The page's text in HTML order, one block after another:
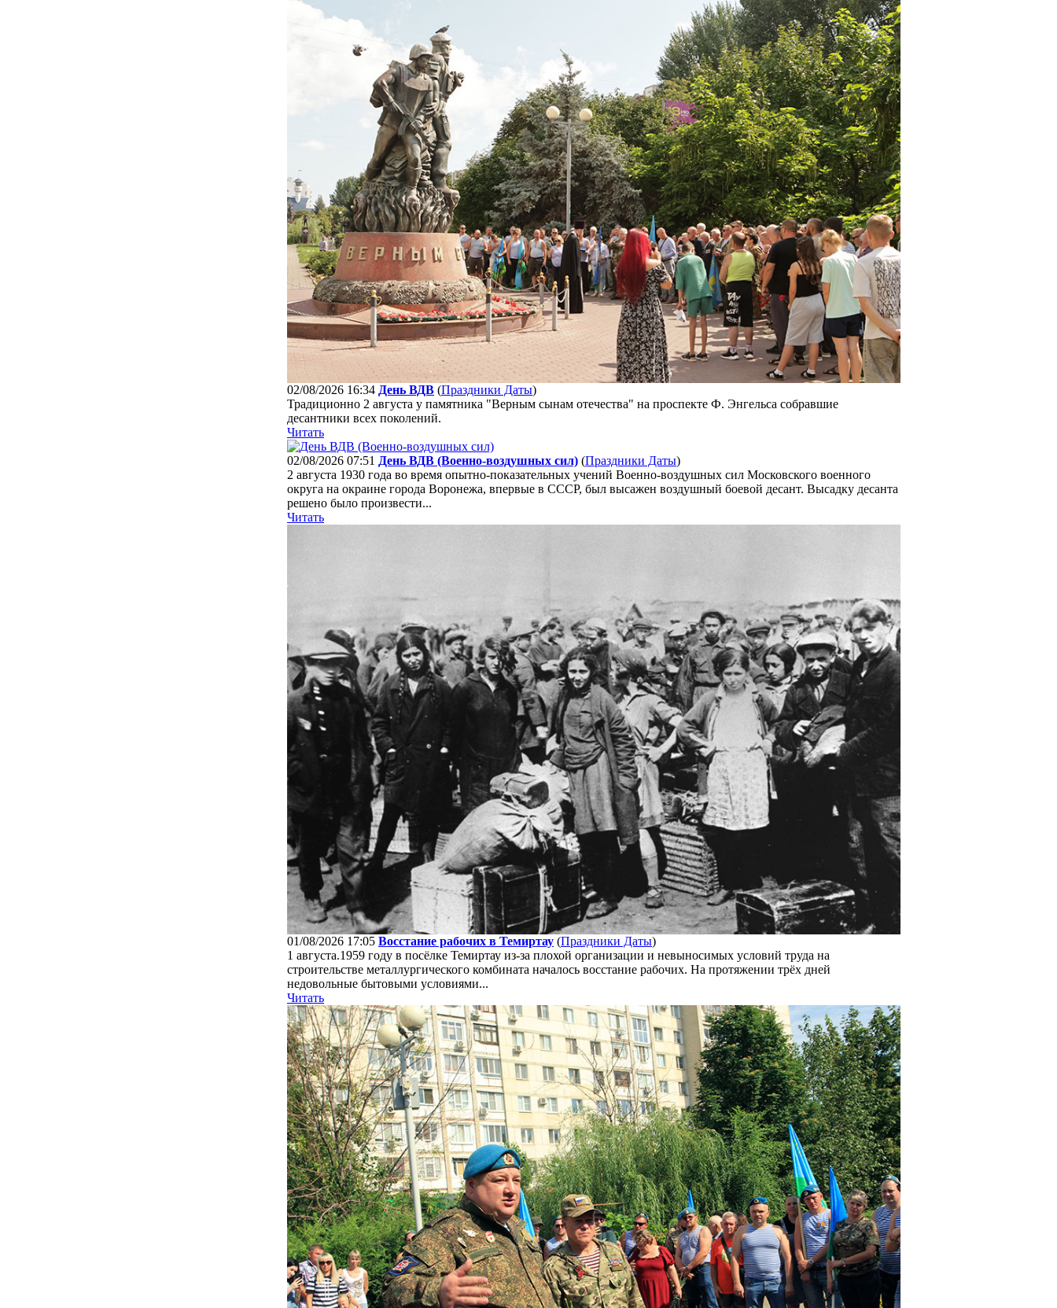
02/08/2026 16:34 День ВДВ (Праздники Даты)
Традиционно 2 августа у памятника "Верным сынам отечества" на проспекте Ф. Энгельса собравшие
десантники всех поколений.
Читать
02/08/2026 07:51 День ВДВ (Военно-воздушных сил) (Праздники Даты)
2 августа 1930 года во время опытно-показательных учений Военно-воздушных сил Московского военного
округа на окраине города Воронежа, впервые в СССР, был высажен воздушный боевой десант. Высадку десанта
решено было произвести...
Читать
01/08/2026 17:05 Восстание рабочих в Темиртау (Праздники Даты)
1 августа.1959 году в посёлке Темиртау из-за плохой организации и невыносимых условий труда на
строительстве металлургического комбината началось восстание рабочих. На протяжении трёх дней
недовольные бытовыми условиями...
Читать